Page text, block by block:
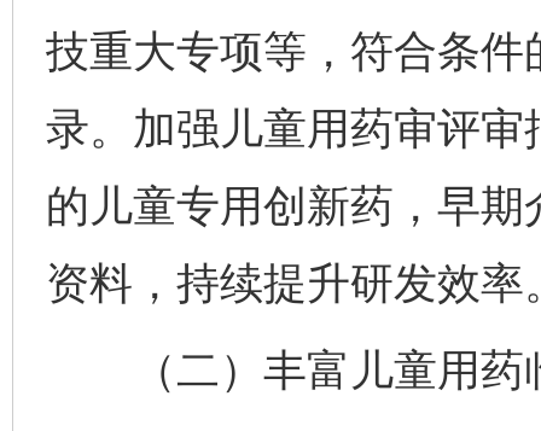
技重大专项等，符合条
录。加强儿童用药审评
的儿童专用创新药，早
资料，持续提升研发效率
（二）丰富儿童用药